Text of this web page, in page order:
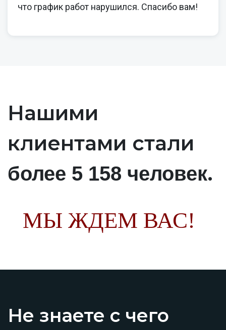
что график работ нарушился. Спасибо вам!
Нашими
клиентами стали
более 5 158 человек.
МЫ ЖДЕМ ВАС!
Не знаете с чего